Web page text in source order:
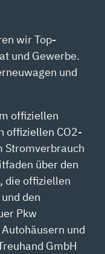
wir Top-
und Gewerbe.
und
offiziellen
offiziellen CO2-
Stromverbrauch
über den
die offiziellen
den
Pkw
und
GmbH